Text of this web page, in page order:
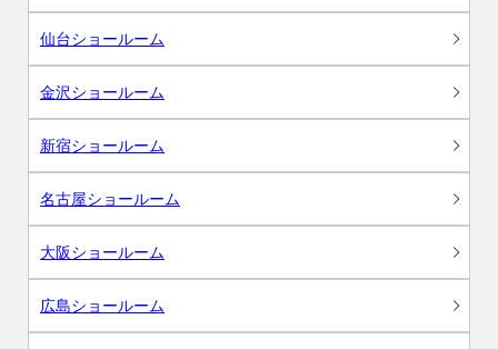
仙台ショールーム
金沢ショールーム
新宿ショールーム
名古屋ショールーム
大阪ショールーム
広島ショールーム